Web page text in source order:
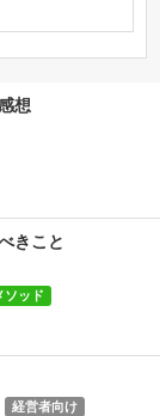
想
きこと
ソッド
経営者向け